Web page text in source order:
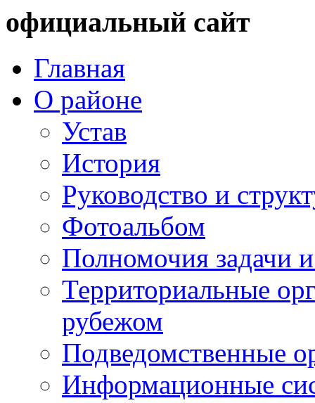
официальный сайт
Главная
О районе
Устав
История
Руководство и
Фотоальбом
Полномочия задачи
Территориальные
рубежом
Подведомственные
Информационные